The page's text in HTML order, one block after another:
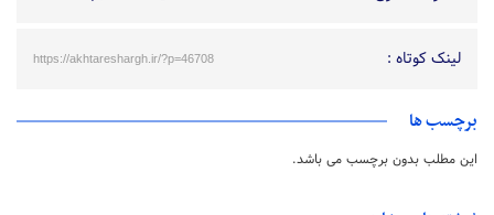
لینک کوتاه : https://akhtareshargh.ir/?p=46708
برچسب ها
این مطلب بدون برچسب می باشد.